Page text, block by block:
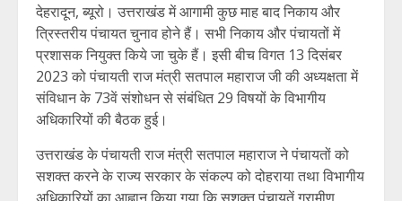
देहरादून, ब्यूरो। उत्तराखंड में आगामी कुछ माह बाद निकाय और
त्रिस्तरीय पंचायत चुनाव होने हैं। सभी निकाय और पंचायतों में
प्रशासक नियुक्त किये जा चुके हैं। इसी बीच विगत 13 दिसंबर
2023 को पंचायती राज मंत्री सतपाल महाराज जी की अध्यक्षता में
संविधान के 73वें संशोधन से संबंधित 29 विषयों के विभागीय
अधिकारियों की बैठक हुई।
उत्तराखंड के पंचायती राज मंत्री सतपाल महाराज ने पंचायतों को
सशक्त करने के राज्य सरकार के संकल्प को दोहराया तथा विभागीय